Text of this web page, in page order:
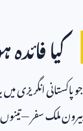
کیا فائدہ
جو پاکستانی
بیرون ملک سفر —